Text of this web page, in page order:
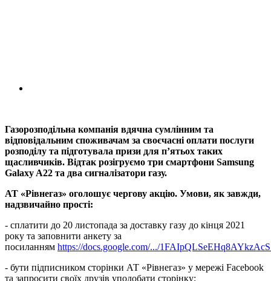
Газорозподільна компанія вдячна сумлінним та
відповідальним споживачам за своєчасні оплати послуги
розподілу та підготувала призи для п’ятьох таких
щасливчиків. Відтак розігруємо три смартфони Samsung
Galaxy A22 та два сигналізатори газу.
АТ «Рівнегаз» оголошує чергову акцію. Умови, як завжди,
надзвичайно прості:
- сплатити до 20 листопада за доставку газу до кінця 2021
року та заповнити анкету за
посиланням https://docs.google.com/.../
- бути підписником сторінки АТ «Рівнегаз» у мережі Facebook
та запросити своїх друзів уподобати сторінку;